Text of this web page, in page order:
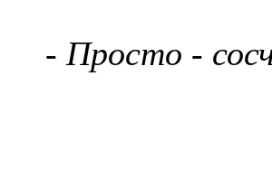
- Просто -